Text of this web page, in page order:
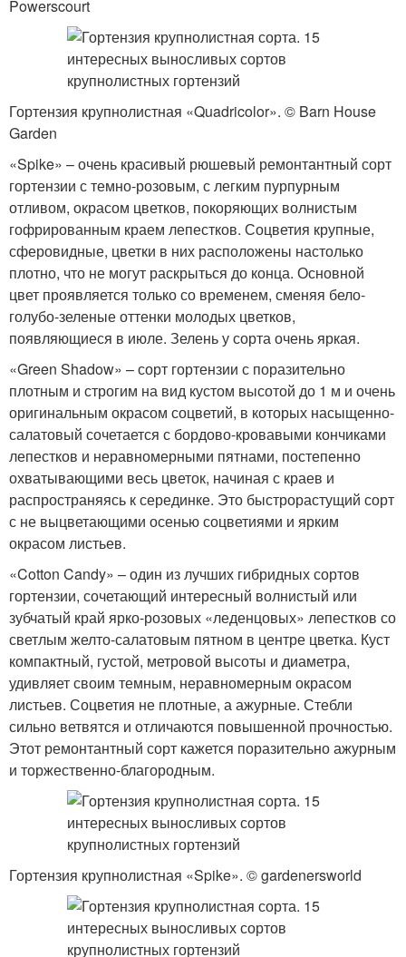
Powerscourt
Гортензия крупнолистная «Quadricolor». © Barn House
Garden
«Spike» – очень красивый рюшевый ремонтантный сорт
гортензии с темно-розовым, с легким пурпурным
отливом, окрасом цветков, покоряющих волнистым
гофрированным краем лепестков. Соцветия крупные,
сферовидные, цветки в них расположены настолько
плотно, что не могут раскрыться до конца. Основной
цвет проявляется только со временем, сменяя бело-
голубо-зеленые оттенки молодых цветков,
появляющиеся в июле. Зелень у сорта очень яркая.
«Green Shadow» – сорт гортензии с поразительно
плотным и строгим на вид кустом высотой до 1 м и очень
оригинальным окрасом соцветий, в которых насыщенно-
салатовый сочетается с бордово-кровавыми кончиками
лепестков и неравномерными пятнами, постепенно
охватывающими весь цветок, начиная с краев и
распространяясь к серединке. Это быстрорастущий сорт
с не выцветающими осенью соцветиями и ярким
окрасом листьев.
«Cotton Candy» – один из лучших гибридных сортов
гортензии, сочетающий интересный волнистый или
зубчатый край ярко-розовых «леденцовых» лепестков со
светлым желто-салатовым пятном в центре цветка. Куст
компактный, густой, метровой высоты и диаметра,
удивляет своим темным, неравномерным окрасом
листьев. Соцветия не плотные, а ажурные. Стебли
сильно ветвятся и отличаются повышенной прочностью.
Этот ремонтантный сорт кажется поразительно ажурным
и торжественно-благородным.
Гортензия крупнолистная «Spike». © gardenersworld